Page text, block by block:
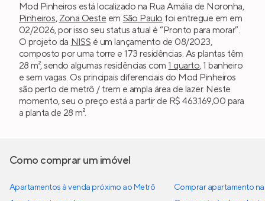
Mod Pinheiros está localizado na Rua Amália de Noronha,
Pinheiros, Zona Oeste em São Paulo foi entregue em em
02/2026, por isso seu status atual é “Pronto para morar”.
O projeto da NISS é um lançamento de 08/2023,
composto por uma torre e 173 residências. As plantas têm
28 m², sendo algumas residências com1 quarto, 1 banheiro
e sem vagas. Os principais diferenciais do Mod Pinheiros
são perto de metrô / trem e ampla área de lazer. Neste
momento, seu o preço está a partir de R$ 463.169,00 para
a planta de 28 m².
Como comprar um imóvel
Apartamentos à venda próximo ao Metrô
Comprar apartamento